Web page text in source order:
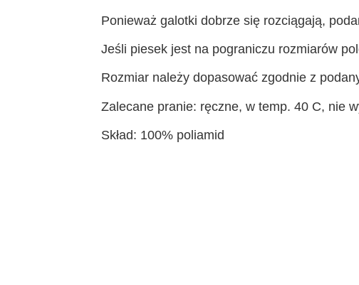
Ponieważ galotki dobrze się rozciągają,
Jeśli piesek jest na pograniczu rozmiarów
Rozmiar należy dopasować zgodnie z
Zalecane pranie: ręczne, w temp. 40 C, nie
Skład: 100% poliamid